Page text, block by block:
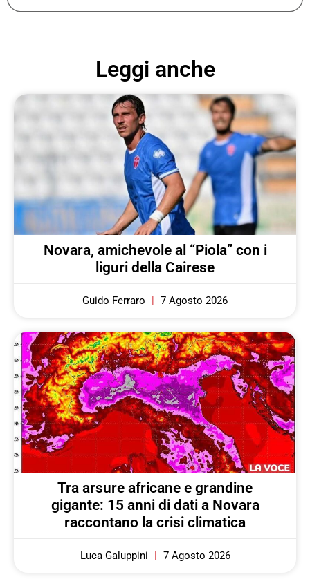
Leggi anche
Novara, amichevole al “Piola” con i
liguri della Cairese
Guido Ferraro 7 Agosto 2026
Tra arsure africane e grandine
gigante: 15 anni di dati a Novara
raccontano la crisi climatica
Luca Galuppini 7 Agosto 2026